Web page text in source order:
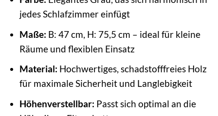
jedes Schlafzimmer einfügt
Maße: B: 47 cm, H: 75,5 cm – ideal für kleine
Räume und flexiblen Einsatz
Material: Hochwertiges, schadstofffreies Holz
für maximale Sicherheit und Langlebigkeit
Höhenverstellbar: Passt sich optimal an die